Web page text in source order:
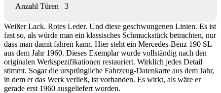
Anzahl Türen
3
Weißer Lack. Rotes Leder. Und diese geschwungenen Linien. Es ist
fast so, als würde man ein klassisches Schmuckstück betrachten, nur
dass man damit fahren kann. Hier steht ein Mercedes-Benz 190 SL
aus dem Jahr 1960. Dieses Exemplar wurde vollständig nach den
originalen Werkspezifikationen restauriert. Wirklich jedes Detail
stimmt. Sogar die ursprüngliche Fahrzeug-Datenkarte aus dem Jahr,
in dem er das Werk verließ, ist vorhanden. Es wirkt, als wäre er
gerade erst 1960 ausgeliefert worden.